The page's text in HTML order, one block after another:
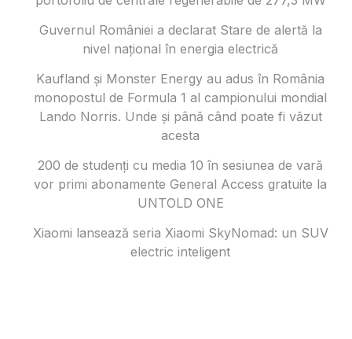
Guvernul României a declarat Stare de alertă la
nivel național în energia electrică
Kaufland și Monster Energy au adus în România
monopostul de Formula 1 al campionului mondial
Lando Norris. Unde și până când poate fi văzut
acesta
200 de studenți cu media 10 în sesiunea de vară
vor primi abonamente General Access gratuite la
UNTOLD ONE
Xiaomi lansează seria Xiaomi SkyNomad: un SUV
electric inteligent